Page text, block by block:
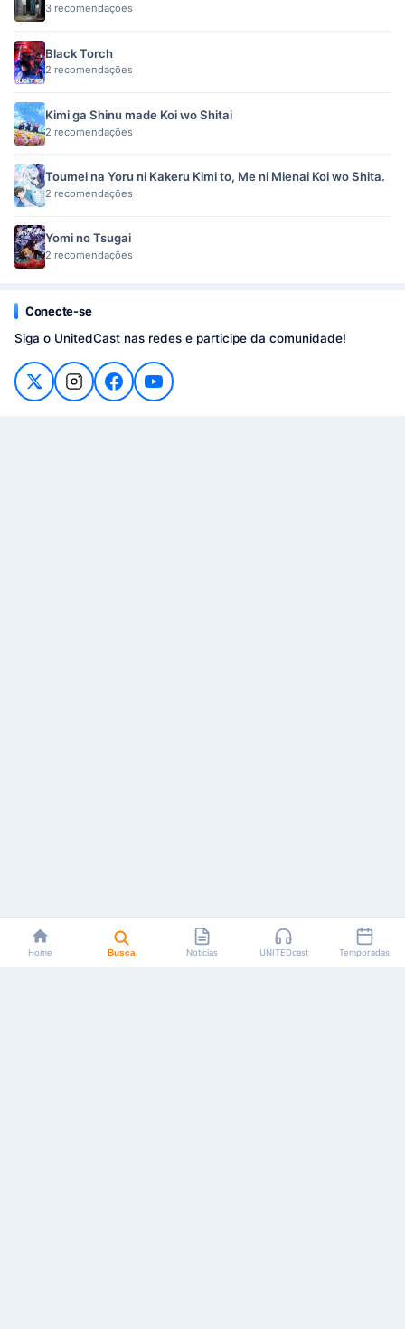
3 recomendações
Black Torch
2 recomendações
Kimi ga Shinu made Koi wo Shitai
2 recomendações
Toumei na Yoru ni Kakeru Kimi to, Me ni Mienai Koi wo Shita.
2 recomendações
Yomi no Tsugai
2 recomendações
Conecte-se
Siga o UnitedCast nas redes e participe da comunidade!
Home Busca Notícias UNITEDcast Temporadas